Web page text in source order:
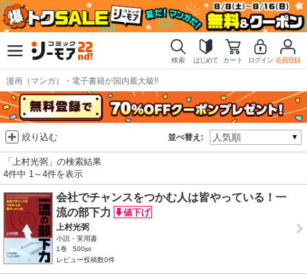
検索 はじめて カート ログイン 会員登録
漫画（マンガ）・電子書籍が国内最大級!!
並べ替え:
絞り込む
「上村光弼」の検索結果
4件中 1～4件を表示
会社でチャンスをつかむ人は皆やっている！一
流の部下力
上村光弼
小説・実用書
1巻
500pt
レビュー投稿数0件